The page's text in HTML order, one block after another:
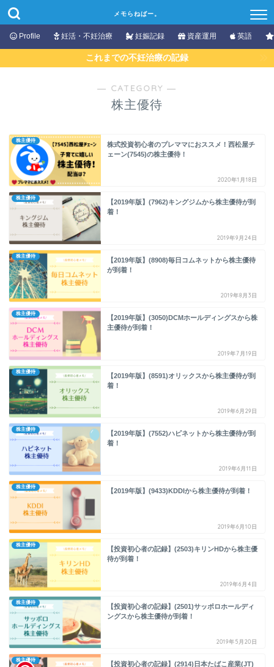
メモらねばー。
Profile 妊活・不妊治療 妊娠記録 資産運用 英語
これまでの不妊治療の記録
― CATEGORY ―
株主優待
株主優待
株式投資初心者のプレママにおススメ！西松屋チ
ェーン(7545)の株主優待！
2020年1月18日
株主優待
【2019年版】(7962)キングジムから株主優待が到
着！
2019年9月24日
株主優待
【2019年版】(8908)毎日コムネットから株主優待
が到着！
2019年8月3日
株主優待
【2019年版】(3050)DCMホールディングスから株
主優待が到着！
2019年7月19日
株主優待
【2019年版】(8591)オリックスから株主優待が到
着！
2019年6月29日
株主優待
【2019年版】(7552)ハピネットから株主優待が到
着！
2019年6月11日
株主優待
【2019年版】(9433)KDDIから株主優待が到着！
2019年6月10日
株主優待
【投資初心者の記録】(2503)キリンHDから株主優
待が到着！
2019年6月4日
株主優待
【投資初心者の記録】(2501)サッポロホールディ
ングスから株主優待が到着！
2019年5月20日
株主優待
【投資初心者の記録】(2914)日本たばこ産業(JT)